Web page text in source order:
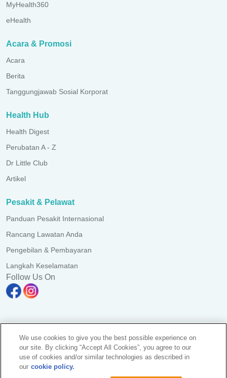
MyHealth360
eHealth
Acara & Promosi
Acara
Berita
Tanggungjawab Sosial Korporat
Health Hub
Health Digest
Perubatan A - Z
Dr Little Club
Artikel
Pesakit & Pelawat
Panduan Pesakit Internasional
Rancang Lawatan Anda
Pengebilan & Pembayaran
Langkah Keselamatan
Follow Us On
198101006941 (73056-D)
All Rights Reserved. Photos are for illustration purposes only
KKLIU 1308/ EXP 31.12.2028
PD Access Request Form
We use cookies to give you the best possible experience on
our site. By clicking “Accept All Cookies”, you agree to our
use of cookies and/or similar technologies as described in
our cookie policy.